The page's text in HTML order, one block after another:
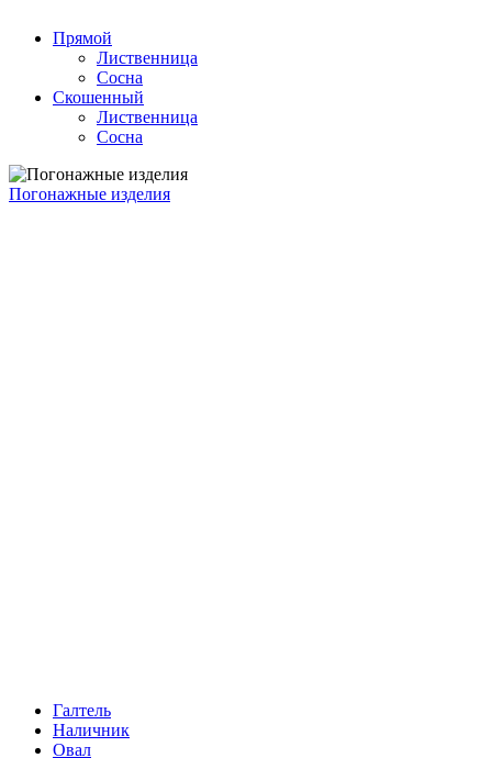
Прямой
Лиственница
Сосна
Скошенный
Лиственница
Сосна
Погонажные изделия
Галтель
Наличник
Овал